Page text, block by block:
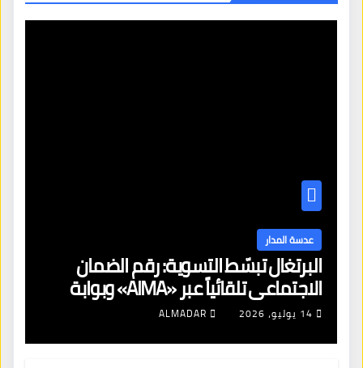
عدسة المدار
البرتغال تبسّط التسوية: رقم الضمان
الاجتماعي تلقائياً عبر «AIMA» وبوابة
جديدة لتجديد الإقامات
14 يوليو، 2026 ALMADAR